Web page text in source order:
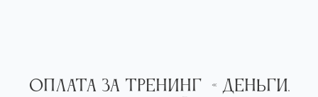
Оплата за Тренинг «Деньги.